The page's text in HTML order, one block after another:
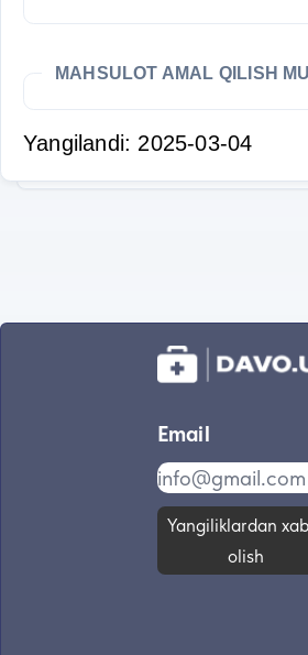
MAHSULOT AMAL QILISH
Yangilandi: 2025-03-04
Email
Yangiliklardan
olish